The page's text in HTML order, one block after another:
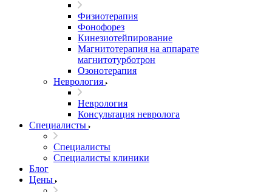
Физиотерапия
Фонофорез
Кинезиотейпирование
Магнитотерапия на аппарате
магнитотурботрон
Озонотерапия
Неврология
Неврология
Консультация невролога
Специалисты
Специалисты
Специалисты клиники
Блог
Цены